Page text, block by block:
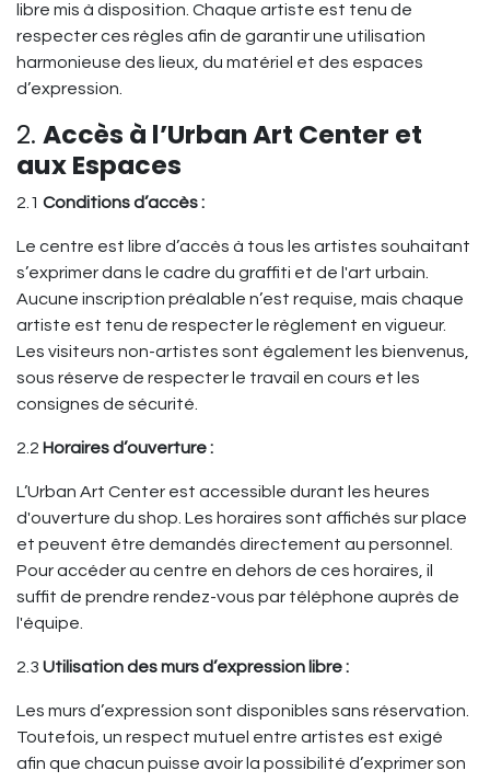
libre mis à disposition. Chaque artiste est tenu de
respecter ces règles afin de garantir une utilisation
harmonieuse des lieux, du matériel et des espaces
d’expression.
2. Accès à l’Urban Art Center et
aux Espaces
2.1 Conditions d’accès :
Le centre est libre d’accès à tous les artistes souhaitant
s’exprimer dans le cadre du graffiti et de l'art urbain.
Aucune inscription préalable n’est requise, mais chaque
artiste est tenu de respecter le règlement en vigueur.
Les visiteurs non-artistes sont également les bienvenus,
sous réserve de respecter le travail en cours et les
consignes de sécurité.
2.2 Horaires d’ouverture :
L’Urban Art Center est accessible durant les heures
d'ouverture du shop. Les horaires sont affichés sur place
et peuvent être demandés directement au personnel.
Pour accéder au centre en dehors de ces horaires, il
suffit de prendre rendez-vous par téléphone auprès de
l'équipe.
2.3 Utilisation des murs d’expression libre :
Les murs d’expression sont disponibles sans réservation.
Toutefois, un respect mutuel entre artistes est exigé
afin que chacun puisse avoir la possibilité d’exprimer son